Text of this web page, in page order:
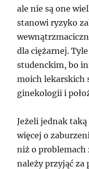
ale nie są one
stanowi ryzyko
dla ciężarnej.
studenckim, bo
moich lekarskich
ginekologii i
Jeżeli jednak
więcej o
niż o problemach
należy przyjąć za